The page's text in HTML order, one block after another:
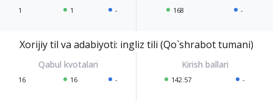
1 1 - 168 -
Xorijiy til va adabiyoti: ingliz tili (Qo`shrabot tumani)
16 16 - 142.57 -